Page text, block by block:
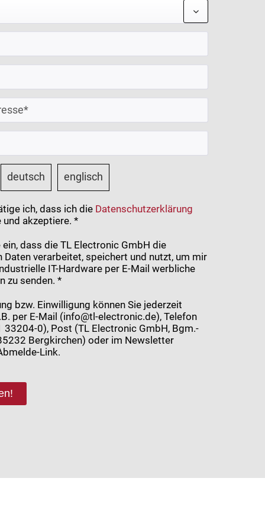
deutsch englisch
ich, dass ich die Datenschutzerklärung
und akzeptiere. *
dass die TL Electronic GmbH die
Daten verarbeitet, speichert und nutzt, um mir
IT-Hardware per E-Mail werbliche
zu senden. *
bzw. Einwilligung können Sie jederzeit
per E-Mail (info@tl-electronic.de), Telefon
0), Post (TL Electronic GmbH, Bgm.-
Bergkirchen) oder im Newsletter
Link.